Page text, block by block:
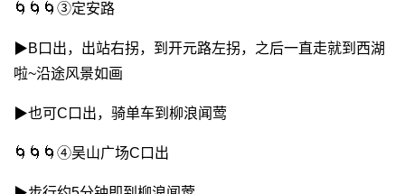
🌀🌀🌀③定安路
▶︎B口出，出站右拐，到开元路左拐，之后一直走就到西湖
啦~沿途风景如画
▶︎也可C口出，骑单车到柳浪闻莺
🌀🌀🌀④吴山广场C口出